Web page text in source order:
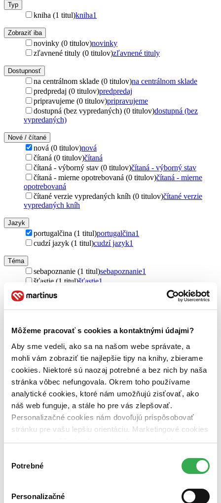
Môžeme pracovať s cookies a kontaktnými údajmi?
Aby sme vedeli, ako sa na našom webe správate, a
mohli vám zobraziť tie najlepšie tipy na knihy, zbierame
cookies. Niektoré sú naozaj potrebné a bez nich by naša
stránka vôbec nefungovala. Okrem toho používame
analytické cookies, ktoré nám umožňujú zisťovať, ako
náš web funguje, a stále ho pre vás zlepšovať.
Personalizačné cookies nám dovoľujú prispôsobovať
stránku pre vašu lepšiu orientáciu. Marketingové cookies
nám zas umožňujú zobrazenie relevantnej reklamy.
nám pomohlo, keby sme mohli používať všetky tieto
súhlasu
Potrebné
Personalizačné
Typ
kniha (1 titul)kniha1
Zobraziť iba
novinky (0 titulov)novinky
zľavnené tituly (0 titulov)zľavnené tituly
Dostupnosť
na centrálnom sklade (0 titulov)na centrálnom sklade
predpredaj (0 titulov)predpredaj
pripravujeme (0 titulov)pripravujeme
dostupná (bez vypredaných) (0 titulov)dostupná (bez
vypredaných)
Nové / čítané
nová (0 titulov)nová
čítaná (0 titulov)čítaná
čítaná - výborný stav (0 titulov)čítaná - výborný stav
čítaná - mierne opotrebovaná (0 titulov)čítaná - mierne
opotrebovaná
čítané verzie vypredaných kníh (0 titulov)čítané verzie
vypredaných kníh
Jazyk
portugalčina (1 titul)portugalčina1
cudzí jazyk (1 titul)cudzí jazyk1
Téma
sebapoznanie (1 titul)sebapoznanie1
šťastie (1 titul)šťastie1
spiritualita (1 titul)
poznanie (1 titul)
osud (1 titul)osud1
poklady (1 titul) poklady1
prekážky (1 titul)prekážky1
pokus o samovraždu (1 titul) pokus o samovraždu1
cesta (1 titul) cesta1
Ďalšie možnosti
Pre koho
pre ženy (1 titul)pre ženy1
pre mužov (1 titul)pre mužov1